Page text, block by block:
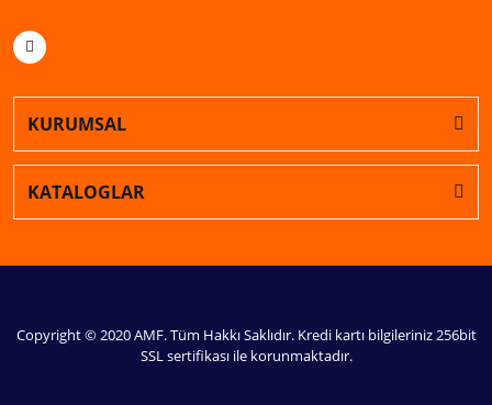
KURUMSAL
KATALOGLAR
Copyright © 2020 AMF. Tüm Hakkı Saklıdır. Kredi kartı bilgileriniz 256bit
SSL sertifikası ile korunmaktadır.